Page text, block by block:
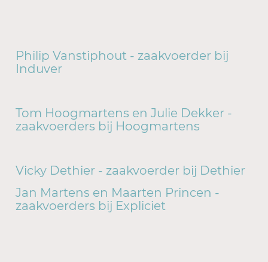
Philip Vanstiphout - zaakvoerder bij
Induver
Tom Hoogmartens en Julie Dekker -
zaakvoerders bij Hoogmartens
Vicky Dethier - zaakvoerder bij Dethier
Jan Martens en Maarten Princen -
zaakvoerders bij Expliciet